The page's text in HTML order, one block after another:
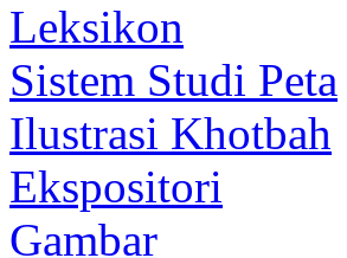
Leksikon
Sistem Studi Peta
Ilustrasi Khotbah
Ekspositori
Gambar